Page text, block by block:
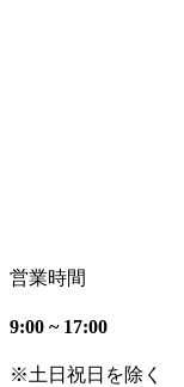
営業時間
9:00 ~ 17:00
※土日祝日を除く